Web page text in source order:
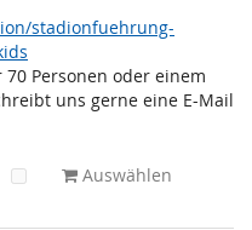
stadionfuehrung-
Personen oder einem
uns gerne eine E-Mail
Auswählen